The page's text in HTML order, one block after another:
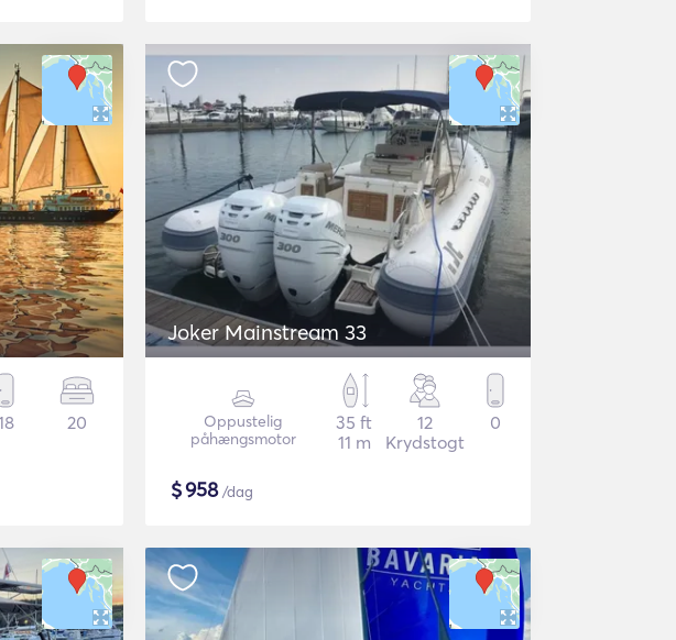
20
Joker Mainstream 33
Oppustelig
påhængsmotor
35 ft
11 m
12
Krydstogt
0
$958/dag